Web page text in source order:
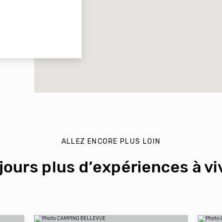
ALLEZ ENCORE PLUS LOIN
plus d’expériences à